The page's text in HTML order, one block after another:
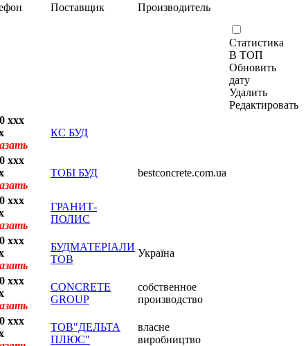
Поставщик Производитель
Статистика
В ТОП
Обновить
дату
Удалить
Редактировать
xxx
КС БУД
xxx
ТОБІ БУД bestconcrete.com.ua
xxx
ГРАНИТ-
ПОЛИС
xxx
БУДМАТЕРІАЛИ
ТОВ
Україна
xxx
CONCRETE
GROUP
собственное
производство
xxx
ТОВ"ДЕЛЬТА
ПЛЮС"
власне
виробництво